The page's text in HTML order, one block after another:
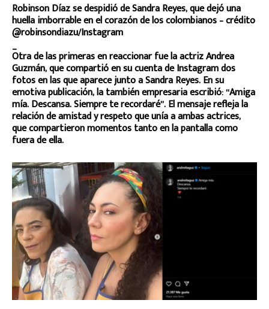
Robinson Díaz se despidió de Sandra Reyes, que dejó una
huella imborrable en el corazón de los colombianos – crédito
@robinsondiazu/Instagram
_
Otra de las primeras en reaccionar fue la actriz Andrea
Guzmán, que compartió en su cuenta de Instagram dos
fotos en las que aparece junto a Sandra Reyes. En su
emotiva publicación, la también empresaria escribió: “Amiga
mía. Descansa. Siempre te recordaré”. El mensaje refleja la
relación de amistad y respeto que unía a ambas actrices,
que compartieron momentos tanto en la pantalla como
fuera de ella.